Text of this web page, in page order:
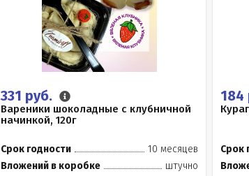
331 руб.
Вареники шоколадные с клубничной
начинкой, 120г
Срок годности
10 месяцев
Вложений в коробке
штучно
184
Срок